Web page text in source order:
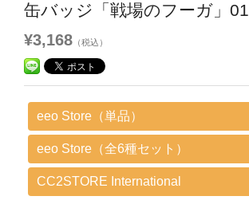
缶バッジ「戦場のフーガ」01
¥3,168 （税込）
eeo Store（単品）
eeo Store（全6種セット）
CC2STORE International